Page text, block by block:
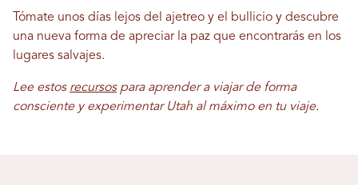
Tómate unos días lejos del ajetreo y el bullicio y descubre
una nueva forma de apreciar la paz que encontrarás en los
lugares salvajes.
Lee estos recursospara aprender a viajar de forma
consciente y experimentar Utah al máximo en tu viaje.